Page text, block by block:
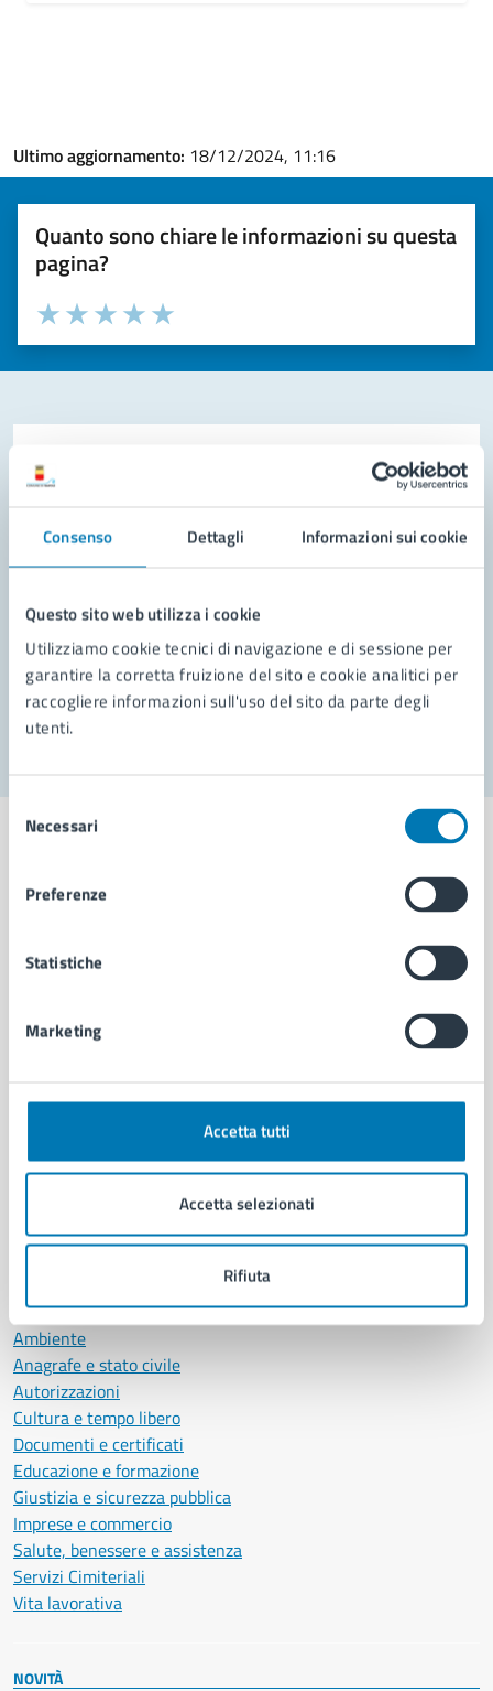
Consenso Dettagli Informazioni sui cookie
Questo sito web utilizza i cookie
Utilizziamo cookie tecnici di navigazione e di sessione per
garantire la corretta fruizione del sito e cookie analitici per
raccogliere informazioni sull'uso del sito da parte degli
utenti.
delNecessari
Preferenze
Statistiche
Marketing
Accetta tutti
Accetta selezionati
Rifiuta
Ultimo aggiornamento: 18/12/2024, 11:16
Quanto sono chiare le informazioni su questa
pagina?
Valuta la chiarezza delle informazioni (da 1 a 5 stelle)
Seleziona il numero di stelle per valutare la chiarezza delle
Valuta 5 stelle su 5
Valuta 4 stelle su 5
Valuta 3 stelle su 5
Valuta 2 stelle su 5
Valuta 1 stelle su 5
Contatta il comune
Prenota appuntamento
Problemi in città
Segnala disservizio
Aree amministrative
Organi di governo
Uffici
Personale amministrativo
Intranet, posta aziendale e protocollo
CATEGORIE DI SERVIZIO
Ambiente
Anagrafe e stato civile
Autorizzazioni
Cultura e tempo libero
Documenti e certificati
Educazione e formazione
Giustizia e sicurezza pubblica
Imprese e commercio
Salute, benessere e assistenza
Servizi Cimiteriali
Vita lavorativa
NOVITÀ